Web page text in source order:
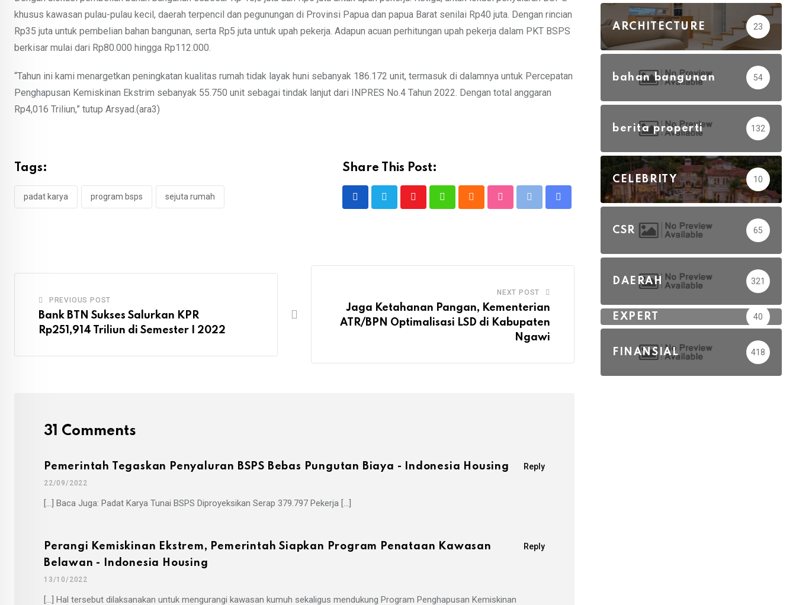
khusus kawasan pulau-pulau kecil, daerah terpencil dan pegunungan di Provinsi Papua dan papua Barat senilai Rp40 juta. Dengan rincian
Rp35 juta untuk pembelian bahan bangunan, serta Rp5 juta untuk upah pekerja. Adapun acuan perhitungan upah pekerja dalam PKT BSPS
berkisar mulai dari Rp80.000 hingga Rp112.000.
“Tahun ini kami menargetkan peningkatan kualitas rumah tidak layak huni sebanyak 186.172 unit, termasuk di dalamnya untuk Percepatan
Penghapusan Kemiskinan Ekstrim sebanyak 55.750 unit sebagai tindak lanjut dari INPRES No.4 Tahun 2022. Dengan total anggaran
Rp4,016 Triliun,” tutup Arsyad.(ara3)
Tags:
padat karya program bsps sejuta rumah
Share This Post:
PREVIOUS POST
Bank BTN Sukses Salurkan KPR
Rp251,914 Triliun di Semester I 2022
NEXT POST
Jaga Ketahanan Pangan, Kementerian
ATR/BPN Optimalisasi LSD di Kabupaten
Ngawi
31 Comments
Reply
Pemerintah Tegaskan Penyaluran BSPS Bebas Pungutan Biaya - Indonesia Housing
22/09/2022
[…] Baca Juga: Padat Karya Tunai BSPS Diproyeksikan Serap 379.797 Pekerja […]
Reply
Perangi Kemiskinan Ekstrem, Pemerintah Siapkan Program Penataan Kawasan
Belawan - Indonesia Housing
13/10/2022
[…] Hal tersebut dilaksanakan untuk mengurangi kawasan kumuh sekaligus mendukung Program Penghapusan Kemiskinan
ARCHITECTURE 23
bahan bangunan 54
berita properti 132
CELEBRITY 10
CSR 65
DAERAH 321
EXPERT 40
FINANSIAL 418